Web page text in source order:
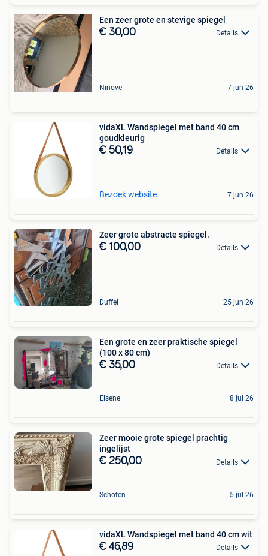
Een zeer grote en stevige spiegel
€ 30,00 Details
Ninove 7 jun 26
vidaXL Wandspiegel met band 40 cm
goudkleurig
€ 50,19 Details
Bezoek website 7 jun 26
Zeer grote abstracte spiegel.
€ 100,00 Details
Duffel 25 jun 26
Een grote en zeer praktische spiegel
(100 x 80 cm)
€ 35,00 Details
Elsene 8 jul 26
Zeer mooie grote spiegel prachtig
ingelijst
€ 250,00 Details
Schoten 5 jul 26
vidaXL Wandspiegel met band 40 cm wit
€ 46,89 Details